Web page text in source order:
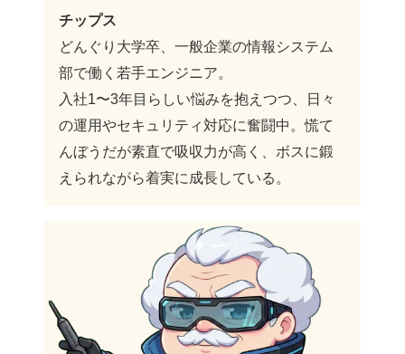
チップス
どんぐり大学卒、一般企業の情報システム
部で働く若手エンジニア。
入社1〜3年目らしい悩みを抱えつつ、日々
の運用やセキュリティ対応に奮闘中。慌て
んぼうだが素直で吸収力が高く、ボスに鍛
えられながら着実に成長している。